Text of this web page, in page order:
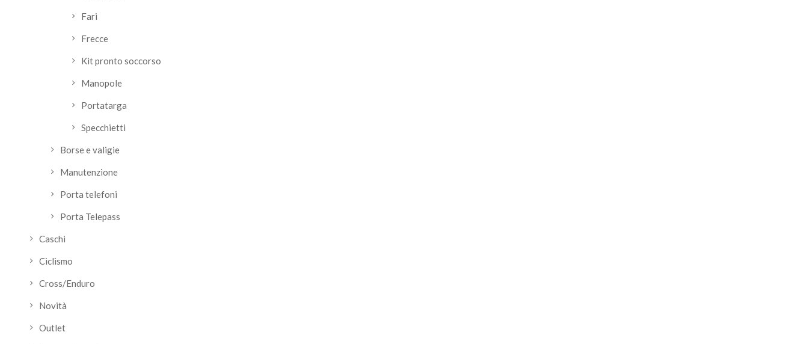
Fari
Frecce
Kit pronto soccorso
Manopole
Portatarga
Specchietti
Borse e valigie
Manutenzione
Porta telefoni
Porta Telepass
Caschi
Ciclismo
Cross/Enduro
Novità
Outlet